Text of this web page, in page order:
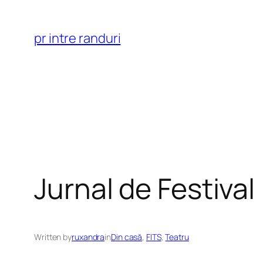
content
pr intre randuri
Jurnal de
Written byruxandrainDin casă, FITS, Teatru